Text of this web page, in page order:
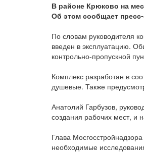
В районе Крюково на
Об этом сообщает
По словам руководителя
введен в эксплуатацию.
контрольно-пропускной
Комплекс разработан в
душевые. Также
Анатолий Гарбузов,
создания рабочих мест, и
Глава
необходимые